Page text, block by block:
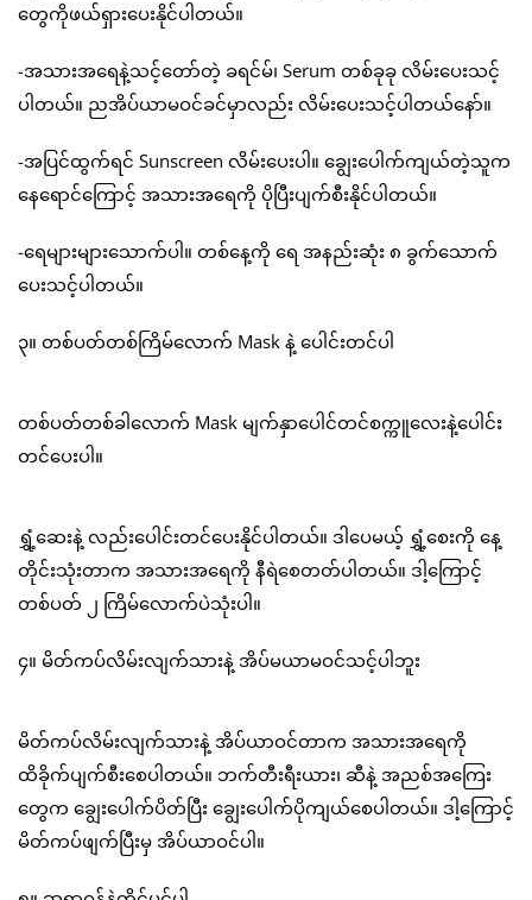
တွေကိုဖယ်ရှားပေးနိုင်ပါတယ်။
-အသားအရေနဲ့သင့်တော်တဲ့ ခရင်မ်၊ Serum တစ်ခုခု လိမ်းပေးသင့်
ပါတယ်။ ညအိပ်ယာမဝင်ခင်မှာလည်း လိမ်းပေးသင့်ပါတယ်နော်။
-အပြင်ထွက်ရင် Sunscreen လိမ်းပေးပါ။ ချွေးပေါက်ကျယ်တဲ့သူက
နေရောင်ကြောင့် အသားအရေကို ပိုပြီးပျက်စီးနိုင်ပါတယ်။
-ရေများများသောက်ပါ။ တစ်နေ့ကို ရေ အနည်းဆုံး ၈ ခွက်သောက်
ပေးသင့်ပါတယ်။
၃။ တစ်ပတ်တစ်ကြိမ်လောက် Mask နဲ့ ပေါင်းတင်ပါ
တစ်ပတ်တစ်ခါလောက် Mask မျက်နှာပေါင်တင်စက္ကူလေးနဲ့ပေါင်း
တင်ပေးပါ။
ရွှံ့ဆေးနဲ့ လည်းပေါင်းတင်ပေးနိုင်ပါတယ်။ ဒါပေမယ့် ရွှံ့စေးကို နေ့
တိုင်းသုံးတာက အသားအရေကို နီရဲစေတတ်ပါတယ်။ ဒါ့ကြောင့်
တစ်ပတ် ၂ ကြိမ်လောက်ပဲသုံးပါ။
၄။ မိတ်ကပ်လိမ်းလျက်သားနဲ့ အိပ်မယာမဝင်သင့်ပါဘူး
မိတ်ကပ်လိမ်းလျက်သားနဲ့ အိပ်ယာဝင်တာက အသားအရေကို
ထိခိုက်ပျက်စီးစေပါတယ်။ ဘက်တီးရီးယား၊ ဆီနဲ့ အညစ်အကြေး
တွေက ချွေးပေါက်ပိတ်ပြီး ချွေးပေါက်ပိုကျယ်စေပါတယ်။ ဒါ့ကြောင့်
မိတ်ကပ်ဖျက်ပြီးမှ အိပ်ယာဝင်ပါ။